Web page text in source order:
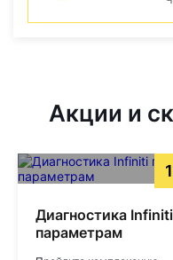
Акции и
Диагностика
параметрам